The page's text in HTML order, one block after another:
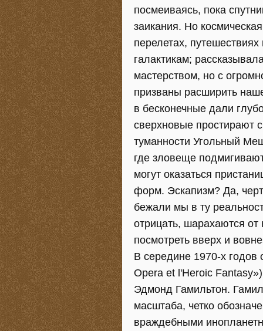
посмеиваясь, пока
заикания. Но
перелетах,
галактикам;
мастерством, но с
призваны расширить
в бесконечные дали
сверхновые простирают
туманности Угольный
где зловеще
могут оказаться
форм. Эскапизм? Да,
бежали мы в ту
отрицать, шарахаются
посмотреть вверх и
В середине 1970-х годов
Opera et l'Heroic
Эдмонд Гамильтон.
масштаба, четко
враждебными